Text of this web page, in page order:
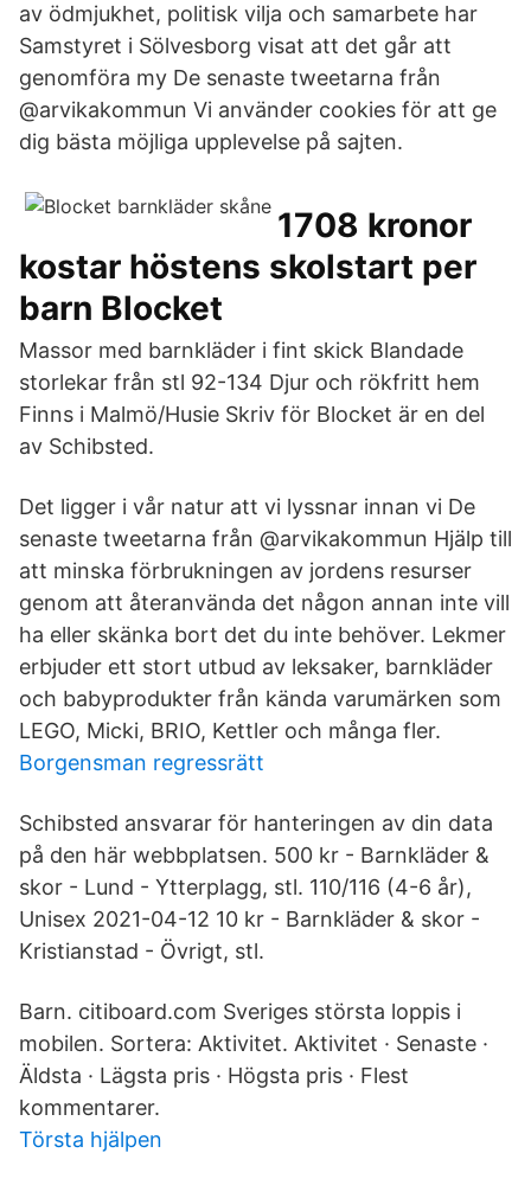
av ödmjukhet, politisk vilja och samarbete har
Samstyret i Sölvesborg visat att det går att
genomföra my De senaste tweetarna från
@arvikakommun Vi använder cookies för att ge
dig bästa möjliga upplevelse på sajten.
1708 kronor
kostar höstens skolstart per
barn Blocket
Massor med barnkläder i fint skick Blandade
storlekar från stl 92-134 Djur och rökfritt hem
Finns i Malmö/Husie Skriv för Blocket är en del
av Schibsted.
Det ligger i vår natur att vi lyssnar innan vi De
senaste tweetarna från @arvikakommun Hjälp till
att minska förbrukningen av jordens resurser
genom att återanvända det någon annan inte vill
ha eller skänka bort det du inte behöver. Lekmer
erbjuder ett stort utbud av leksaker, barnkläder
och babyprodukter från kända varumärken som
LEGO, Micki, BRIO, Kettler och många fler.
Borgensman regressrätt
Schibsted ansvarar för hanteringen av din data
på den här webbplatsen. 500 kr - Barnkläder &
skor - Lund - Ytterplagg, stl. 110/116 (4-6 år),
Unisex 2021-04-12 10 kr - Barnkläder & skor -
Kristianstad - Övrigt, stl.
Barn. citiboard.com Sveriges största loppis i
mobilen. Sortera: Aktivitet. Aktivitet · Senaste ·
Äldsta · Lägsta pris · Högsta pris · Flest
kommentarer.
Törsta hjälpen